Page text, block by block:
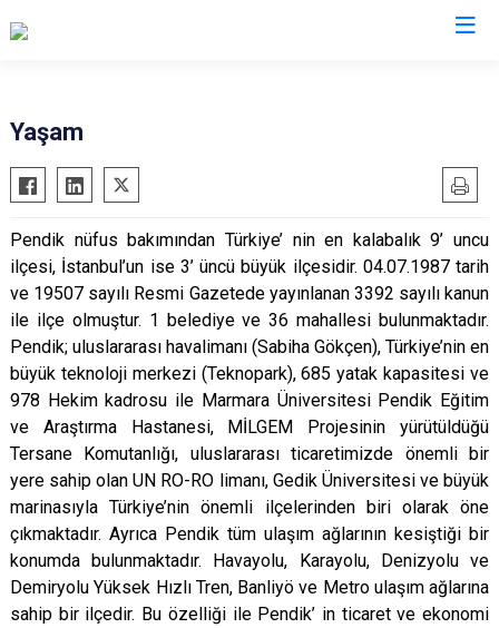
Adalar
Avcılar
Bağcılar
Bahçelievler
Bakırköy
Bayrampaşa
Beşiktaş
Beykoz
Beyoğlu
Büyükçekmece
Çatalca
Esenler
Eyüpsultan
Güngören
Kadıköy
Kağıthane
Kartal
Küçükçekmece
Maltepe
Pendik
Sarıyer
Şile
Silivri
Şişli
Ümraniye
Üsküdar
Zeytinburnu
Arnavutköy
Ataşehir
Başakşehir
Beylikdüzü
Çekmeköy
Esenyurt
Sancaktepe
Sultangazi
Yaşam
Pendik nüfus bakımından Türkiye’ nin en kalabalık 9’ uncu
ilçesi, İstanbul’un ise 3’ üncü büyük ilçesidir. 04.07.1987 tarih
ve 19507 sayılı Resmi Gazetede yayınlanan 3392 sayılı kanun
ile ilçe olmuştur. 1 belediye ve 36 mahallesi bulunmaktadır.
Pendik; uluslararası havalimanı (Sabiha Gökçen), Türkiye’nin en
büyük teknoloji merkezi (Teknopark), 685 yatak kapasitesi ve
978 Hekim kadrosu ile Marmara Üniversitesi Pendik Eğitim
ve Araştırma Hastanesi, MİLGEM Projesinin yürütüldüğü
Tersane Komutanlığı, uluslararası ticaretimizde önemli bir
yere sahip olan UN RO-RO limanı, Gedik Üniversitesi ve büyük
marinasıyla Türkiye’nin önemli ilçelerinden biri olarak öne
çıkmaktadır. Ayrıca Pendik tüm ulaşım ağlarının kesiştiği bir
konumda bulunmaktadır. Havayolu, Karayolu, Denizyolu ve
Demiryolu Yüksek Hızlı Tren, Banliyö ve Metro ulaşım ağlarına
sahip bir ilçedir. Bu özelliği ile Pendik’ in ticaret ve ekonomi